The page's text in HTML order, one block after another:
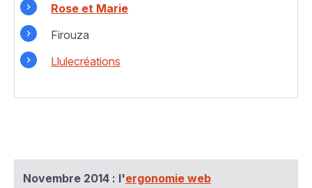
Rose et Marie
Firouza
Llulecréations
Novembre 2014 : l'ergonomie web